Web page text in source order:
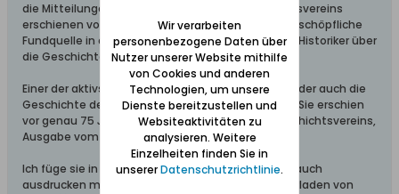
die Mitteilungen des Westpreußischen Geschichtsvereins
erschienen von 1902 an. Sie bilden eine schier unerschöpfliche
Fundquelle in der seinerzeit die renommiertesten Historiker über
die Geschichte Danzigs schrieben.
Einer der aktivsten Heimatforscher war John Muhl, der auch die
Geschichte der Kapelle in Sperlingsdorf verfasste. Sie erschien
vor genau 75 Jahren in den Mitteilungen des Geschichtsvereins,
Ausgabe vom 01.07.1924.
Ich füge sie in 6 Seiten bei. Wer diese Geschichte auch
ausdrucken möchte, kann die Datei auch herunterladen von
Wir verarbeiten
personenbezogene Daten über
Nutzer unserer Website mithilfe
von Cookies und anderen
Technologien, um unsere
Dienste bereitzustellen und
Websiteaktivitäten zu
analysieren. Weitere
Einzelheiten finden Sie in
unsererDatenschutzrichtlinie.